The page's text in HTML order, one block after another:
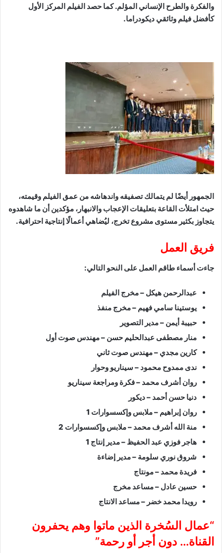
والفكرة والطرح الإنساني المؤلم. كما حصد الفيلم المركز الأول
كأفضل فيلم وثائقي ديكودراما.
الجمهور أيضًا لم يتمالك تصفيقه واندهاشه من عمق الفيلم وقيمته،
حيث امتلأت القاعة بتعليقات الإعجاب والانبهار، مؤكدين أن ما شاهدوه
يتجاوز بكثير مستوى مشروع تخرج، ليُضاهي أعمالًا إنتاجية احترافية.
فريق العمل
جاءت أسماء طاقم العمل على النحو التالي:
عبدالرحمن هيكل – مخرج الفيلم
يوستينا سامي فهيم – مخرج منفذ
حبيبة أيمن – مدير التصوير
منار مصطفى عبدالحليم حسن – مهندس صوت أول
كارين مجدي – مهندس صوت ثاني
ندى ممدوح محمود – سيناريو وحوار
روان أشرف محمد – فكرة ومراجعة سيناريو
دنيا حسن أحمد – ديكور
روان إبراهيم – ملابس وإكسسوارات 1
منة الله أشرف محمد – ملابس وإكسسوارات 2
هاجر فوزي عبد الحفيظ – مدير إنتاج 1
شروق نوري سلومة – مدير إضاءة
فريدة محمد – مونتاج
حسين عادل – مساعد مخرج
رويدا محمد خضر – مساعد الانتاج
“عمال السُخرة الذين ماتوا وهم يحفرون
القناة… دون أجر أو رحمة”